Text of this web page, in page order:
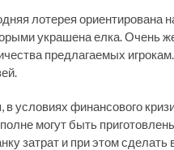
лотерея
украшена елка. Очень
предлагаемых
в условиях финансового
могут быть
затрат и при этом